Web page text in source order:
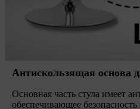
Антискользящая основа
Основная часть стула имеет
обеспечивающее